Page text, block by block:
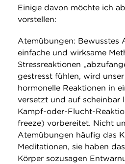
Einige davon möchte ich
vorstellen:
Atemübungen: Bewusstes
einfache und wirksame
Stressreaktionen
gestresst fühlen, wird
hormonelle Reaktionen in
versetzt und auf scheinbar
Kampf-oder-Flucht-
freeze) vorbereitet. Nicht
Atemübungen häufig das
Meditationen, sie haben
Körper sozusagen